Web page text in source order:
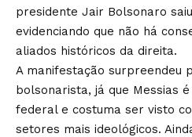
presidente Jair Bolsonaro
evidenciando que não há
aliados históricos da direita.
A manifestação surpreendeu
bolsonarista, já que Messias
federal e costuma ser visto
setores mais ideológicos.